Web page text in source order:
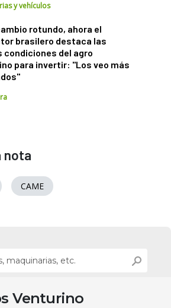
y vehículos
rotundo, ahora el
brasilero destaca las
condiciones del agro
para invertir: "Los veo más
nota
CAME
Venturino